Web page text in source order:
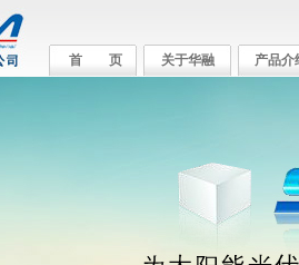
首 页 关于华融 产品介